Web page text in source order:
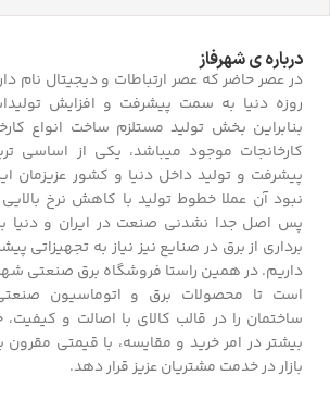
درباره ی شهرفاز
در عصر حاضر که عصر ارتباطات و دیجیتال نام
روزه دنیا به سمت پیشرفت و افزایش
بنابراین بخش تولید مستلزم ساخت انواع
کارخانجات موجود میباشد، یکی از اساسی
پیشرفت و تولید داخل دنیا و کشور عزیزمان
نبود آن عملا خطوط تولید با کاهش نرخ
پس اصل جدا نشدنی صنعت در ایران و دنیا
برداری از برق در صنایع نیز نیاز به تجهیزاتی
داریم. در همین راستا فروشگاه برق صنعتی
است تا محصولات برق و اتوماسیون
ساختمان را در قالب کالای با اصالت و
بیشتر در امر خرید و مقایسه، با قیمتی مقرون
بازار در خدمت مشتریان عزیز قرار دهد.